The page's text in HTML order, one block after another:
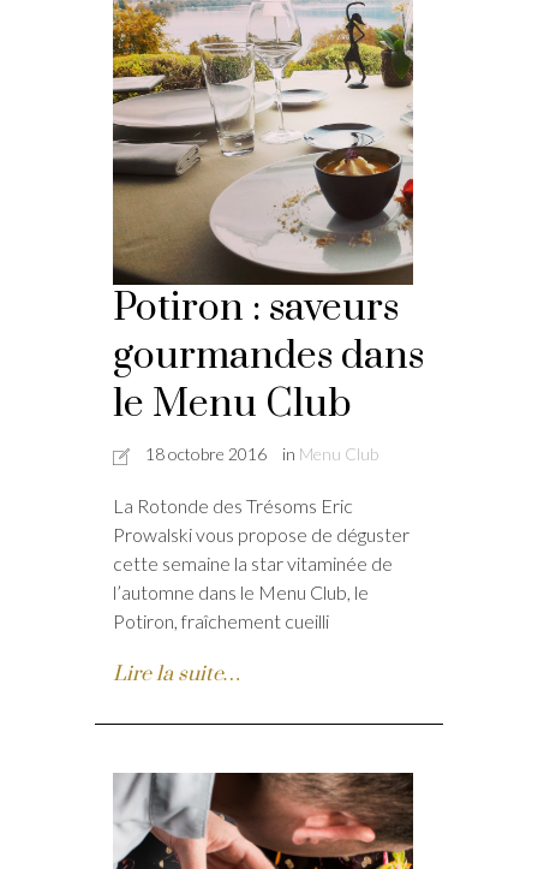
Potiron : saveurs
gourmandes dans
le Menu Club
18 octobre 2016 in Menu Club
La Rotonde des Trésoms Eric
Prowalski vous propose de déguster
cette semaine la star vitaminée de
l’automne dans le Menu Club, le
Potiron, fraîchement cueilli
Lire la suite…